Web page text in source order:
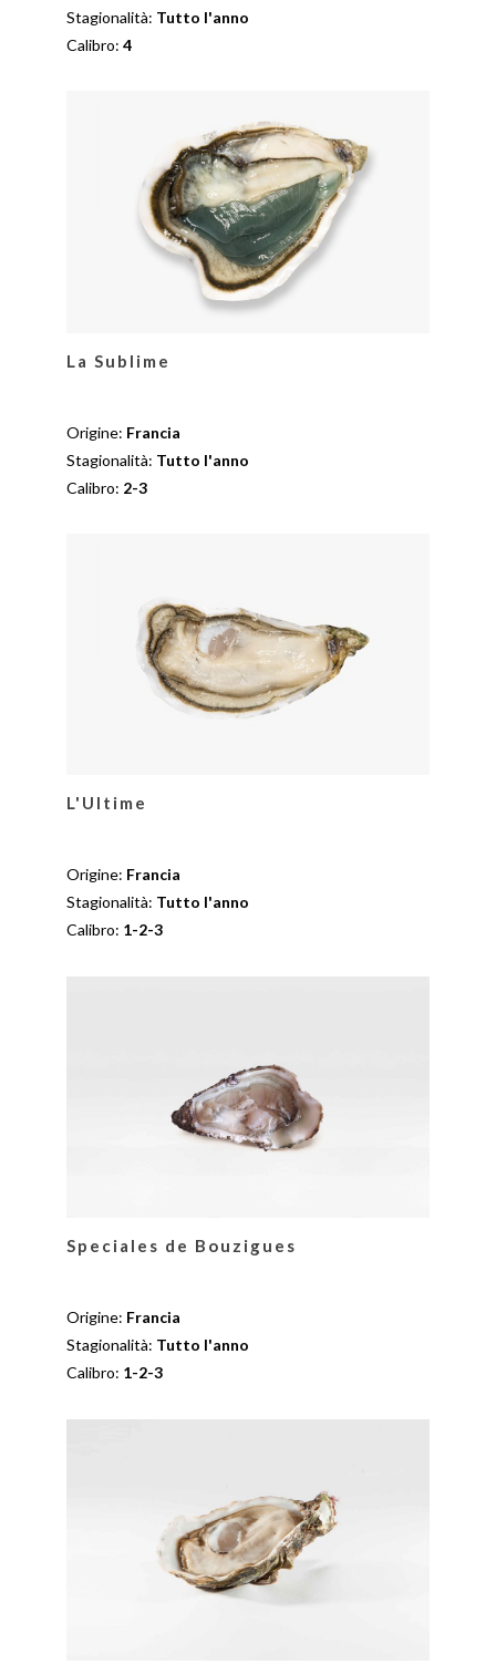
Stagionalità: Tutto l'anno
Calibro: 4
La Sublime
Origine: Francia
Stagionalità: Tutto l'anno
Calibro: 2-3
L'Ultime
Origine: Francia
Stagionalità: Tutto l'anno
Calibro: 1-2-3
Speciales de Bouzigues
Origine: Francia
Stagionalità: Tutto l'anno
Calibro: 1-2-3